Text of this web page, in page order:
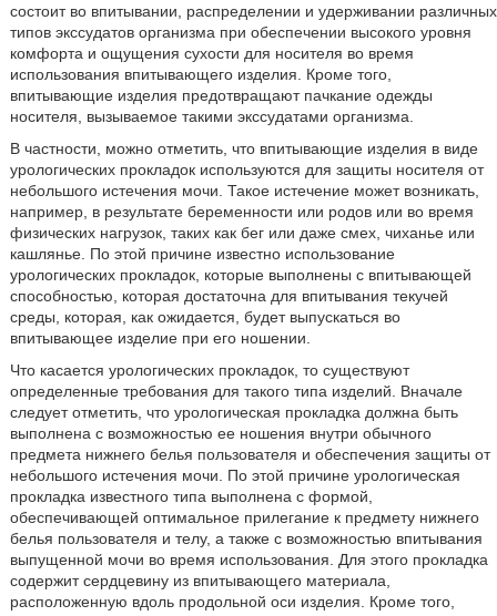
состоит во впитывании, распределении и удерживании различных
типов экссудатов организма при обеспечении высокого уровня
комфорта и ощущения сухости для носителя во время
использования впитывающего изделия. Кроме того,
впитывающие изделия предотвращают пачкание одежды
носителя, вызываемое такими экссудатами организма.
В частности, можно отметить, что впитывающие изделия в виде
урологических прокладок используются для защиты носителя от
небольшого истечения мочи. Такое истечение может возникать,
например, в результате беременности или родов или во время
физических нагрузок, таких как бег или даже смех, чиханье или
кашлянье. По этой причине известно использование
урологических прокладок, которые выполнены с впитывающей
способностью, которая достаточна для впитывания текучей
среды, которая, как ожидается, будет выпускаться во
впитывающее изделие при его ношении.
Что касается урологических прокладок, то существуют
определенные требования для такого типа изделий. Вначале
следует отметить, что урологическая прокладка должна быть
выполнена с возможностью ее ношения внутри обычного
предмета нижнего белья пользователя и обеспечения защиты от
небольшого истечения мочи. По этой причине урологическая
прокладка известного типа выполнена с формой,
обеспечивающей оптимальное прилегание к предмету нижнего
белья пользователя и телу, а также с возможностью впитывания
выпущенной мочи во время использования. Для этого прокладка
содержит сердцевину из впитывающего материала,
расположенную вдоль продольной оси изделия. Кроме того,